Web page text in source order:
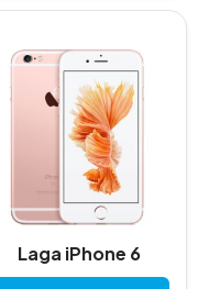
Laga iPhone 6